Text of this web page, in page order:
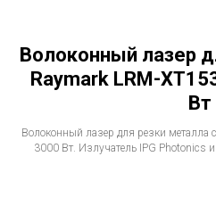
Волоконный лазер
Raymark LRM-
Вт
Волоконный лазер для резки
3000 Вт. Излучатель IPG Photonics